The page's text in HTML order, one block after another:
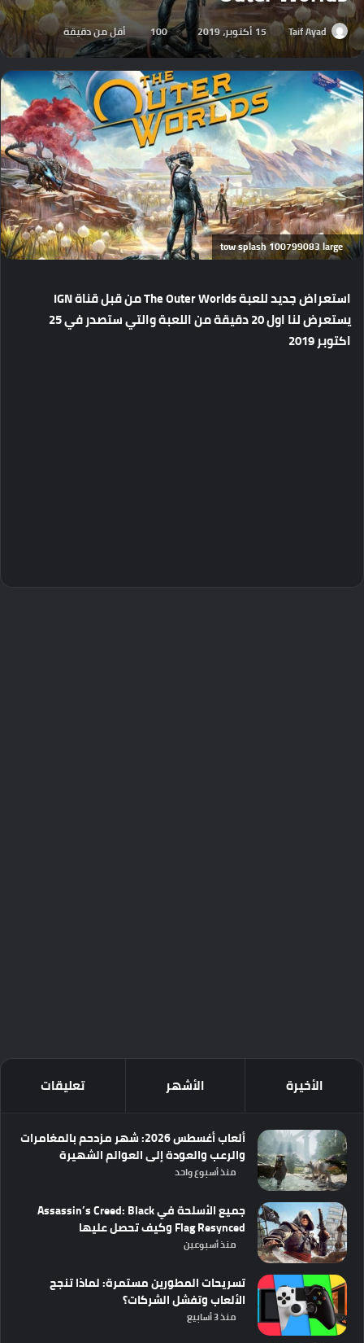
Taif Ayad 15 أكتوبر، 2019 100 أقل من دقيقة
tow splash 100799083 large
استعراض جديد للعبة The Outer Worlds من قبل قناة IGN
يستعرض لنا اول 20 دقيقة من اللعبة والتي ستصدر في 25
اكتوبر 2019
الأخيرة الأشهر تعليقات
ألعاب أغسطس 2026: شهر مزدحم بالمغامرات
والرعب والعودة إلى العوالم الشهيرة
منذ أسبوع واحد
جميع الأسلحة في Assassin’s Creed: Black
Flag Resynced وكيف تحصل عليها
منذ أسبوعين
تسريحات المطورين مستمرة: لماذا تنجح
الألعاب وتفشل الشركات؟
منذ 3 أسابيع